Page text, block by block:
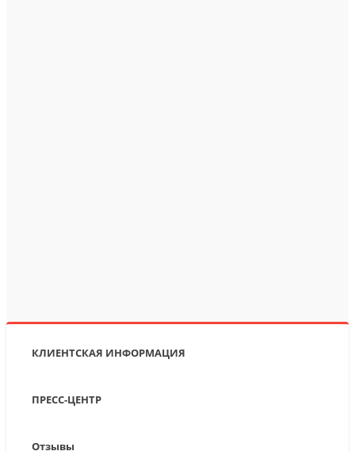
КЛИЕНТСКАЯ ИНФОРМАЦИЯ
ПРЕСС-ЦЕНТР
Отзывы